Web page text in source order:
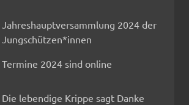
Jahreshauptversammlung 2024 der
Jungschützen*innen
Termine 2024 sind online
Die lebendige Krippe sagt Danke